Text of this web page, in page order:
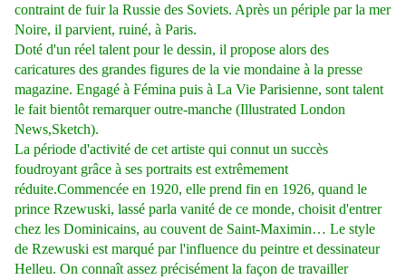
contraint de fuir la Russie des Soviets. Après un périple par la mer
Noire, il parvient, ruiné, à Paris.
Doté d'un réel talent pour le dessin, il propose alors des
caricatures des grandes figures de la vie mondaine à la presse
magazine. Engagé à Fémina puis à La Vie Parisienne, sont talent
le fait bientôt remarquer outre-manche (Illustrated London
News,Sketch).
La période d'activité de cet artiste qui connut un succès
foudroyant grâce à ses portraits est extrêmement
réduite.Commencée en 1920, elle prend fin en 1926, quand le
prince Rzewuski, lassé parla vanité de ce monde, choisit d'entrer
chez les Dominicains, au couvent de Saint-Maximin… Le style
de Rzewuski est marqué par l'influence du peintre et dessinateur
Helleu. On connaît assez précisément la façon de travailler